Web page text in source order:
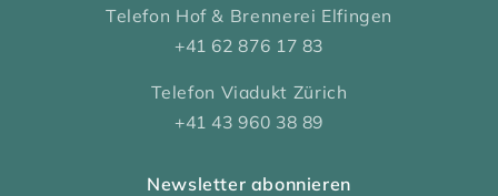
Telefon Hof & Brennerei Elfingen
+41 62 876 17 83
Telefon Viadukt Zürich
+41 43 960 38 89
Newsletter abonnieren